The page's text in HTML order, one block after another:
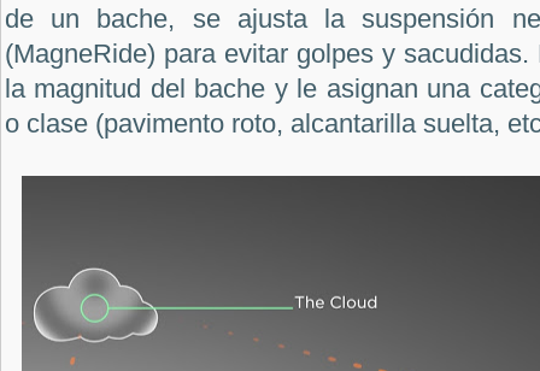
de un bache, se ajusta la suspensión
(MagneRide) para evitar golpes y
la magnitud del bache y le asignan una
o clase (pavimento roto, alcantarilla suelta,